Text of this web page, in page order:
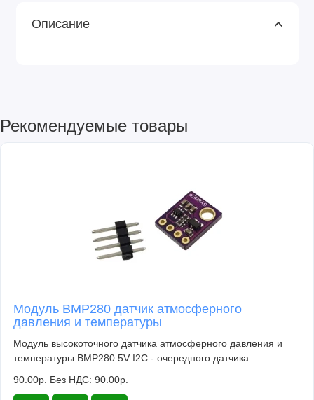
Описание
Рекомендуемые товары
Модуль BMP280 датчик атмосферного
давления и температуры
Модуль высокоточного датчика атмосферного давления и
температуры BMP280 5V I2C - очередного датчика ..
90.00р. Без НДС: 90.00р.